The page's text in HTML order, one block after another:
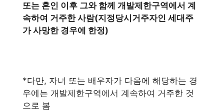
또는 혼인 이후 그와 함께 개발제한구역에서 계
속하여 거주한 사람(지정당시거주자인 세대주
가 사망한 경우에 한정)
*다만, 자녀 또는 배우자가 다음에 해당하는 경
우에는 개발제한구역에서 계속하여 거주한 것
으로 봄